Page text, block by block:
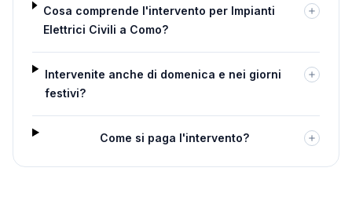
Cosa comprende l'intervento per Impianti
Elettrici Civili a Como?
Intervenite anche di domenica e nei giorni
festivi?
Come si paga l'intervento?